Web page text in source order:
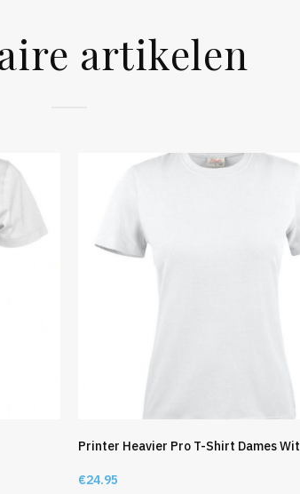
artikelen
Printer Heavier Pro T-Shirt Dames Wit
€24.95